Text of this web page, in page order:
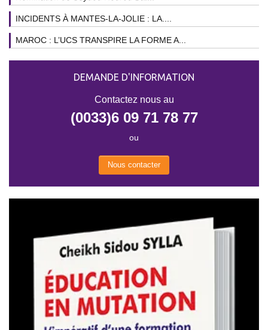
INCIDENTS À MANTES-LA-JOLIE : LA....
MAROC : L’UCS TRANSPIRE LA FORME A...
DEMANDE D'INFORMATION
Contactez nous au
(0033)6 09 71 78 77
ou
Nous contacter